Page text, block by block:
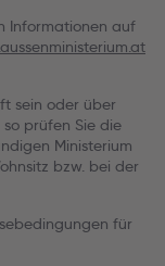
Informationen auf
sein oder über
prüfen Sie die
Ministerium
bzw. bei der
für